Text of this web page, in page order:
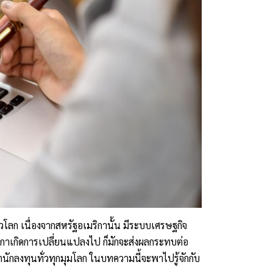
ลก เนื่องจากสหรัฐอเมริกานั้น มีระบบเศรษฐกิจ
เกิดการเปลี่ยนแปลงไป ก็มักจะส่งผลกระทบต่อ
กลงทุนทั่วทุกมุมโลก ในบทความนี้จะพาไปรู้จักกับ